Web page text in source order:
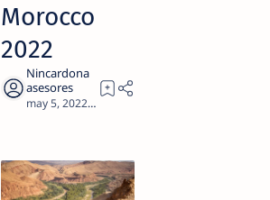
Morocco
2022